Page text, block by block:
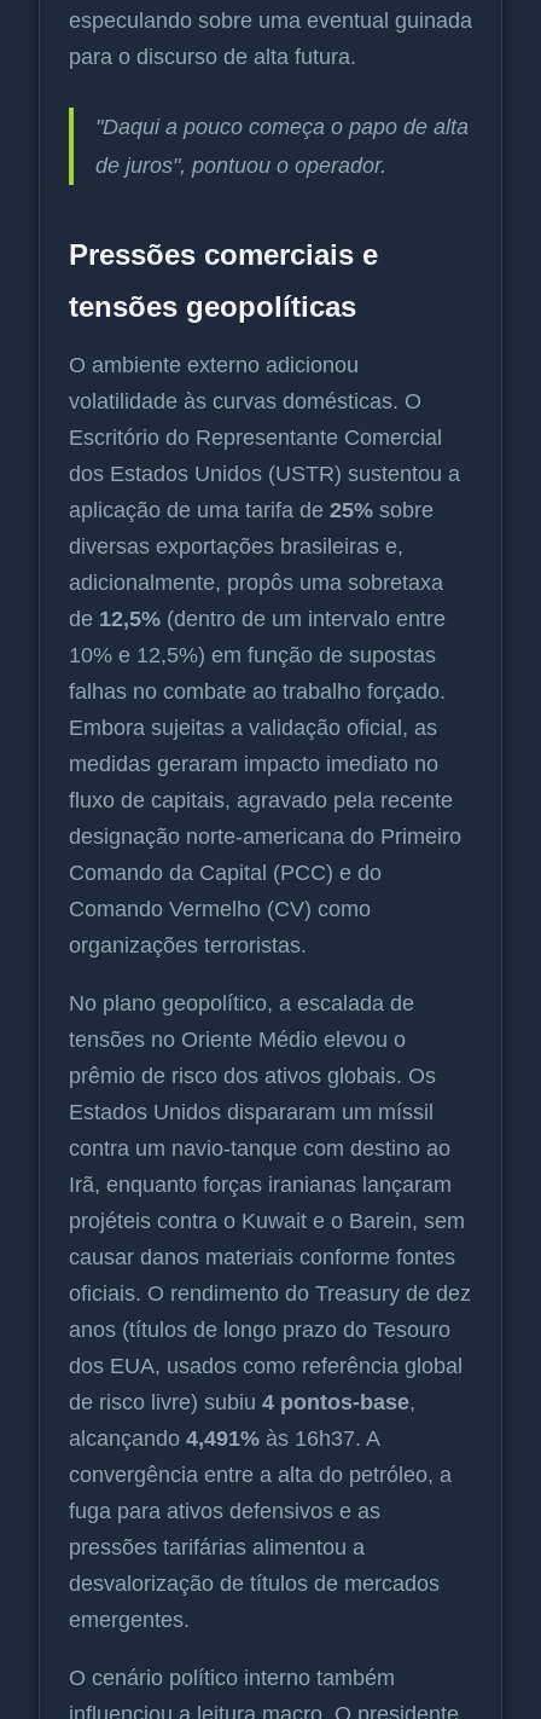
especulando sobre uma eventual guinada
para o discurso de alta futura.
"Daqui a pouco começa o papo de alta
de juros", pontuou o operador.
Pressões comerciais e
tensões geopolíticas
O ambiente externo adicionou
volatilidade às curvas domésticas. O
Escritório do Representante Comercial
dos Estados Unidos (USTR) sustentou a
aplicação de uma tarifa de 25% sobre
diversas exportações brasileiras e,
adicionalmente, propôs uma sobretaxa
de 12,5% (dentro de um intervalo entre
10% e 12,5%) em função de supostas
falhas no combate ao trabalho forçado.
Embora sujeitas a validação oficial, as
medidas geraram impacto imediato no
fluxo de capitais, agravado pela recente
designação norte-americana do Primeiro
Comando da Capital (PCC) e do
Comando Vermelho (CV) como
organizações terroristas.
No plano geopolítico, a escalada de
tensões no Oriente Médio elevou o
prêmio de risco dos ativos globais. Os
Estados Unidos dispararam um míssil
contra um navio-tanque com destino ao
Irã, enquanto forças iranianas lançaram
projéteis contra o Kuwait e o Barein, sem
causar danos materiais conforme fontes
oficiais. O rendimento do Treasury de dez
anos (títulos de longo prazo do Tesouro
dos EUA, usados como referência global
de risco livre) subiu 4 pontos-base,
alcançando 4,491% às 16h37. A
convergência entre a alta do petróleo, a
fuga para ativos defensivos e as
pressões tarifárias alimentou a
desvalorização de títulos de mercados
emergentes.
O cenário político interno também
influenciou a leitura macro. O presidente